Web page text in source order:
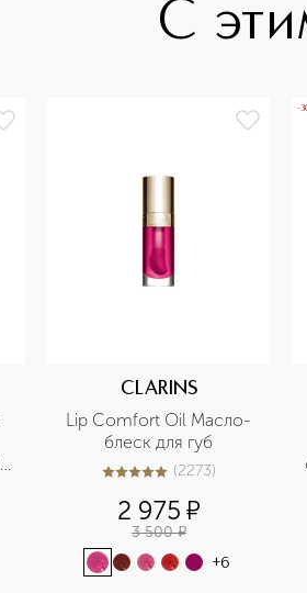
С
CLARINS
Lip Comfort Oil Масло-
блеск для губ
5из 52273 (2273)
2 975 ¤
3 500 ¤
+6
-